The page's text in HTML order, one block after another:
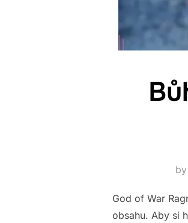
by
God of War
obsahu. Aby si